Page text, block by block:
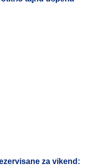
za vikend: